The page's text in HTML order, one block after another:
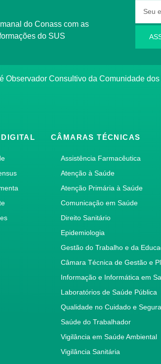
do SUS
é Observador Consultivo da Comunidade
CÂMARAS TÉCNICAS
Assistência Farmacêutica
Atenção à Saúde
Atenção Primária à Saúde
Comunicação em Saúde
Direito Sanitário
Epidemiologia
Gestão do Trabalho e da
Câmara Técnica de Gestão e
Informação e Informática em
Laboratórios de Saúde Pública
Qualidade no Cuidado e
Saúde do Trabalhador
Vigilância em Saúde Ambiental
Vigilância Sanitária